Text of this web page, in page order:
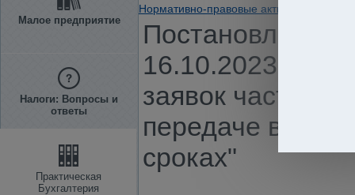
Малое предприятие
Налоги: Вопросы и
ответы
Практическая
Бухгалтерия
Нормативно-правовые акты
Постановление
16.10.2023 г. N
заявок частных
передаче в
сроках"